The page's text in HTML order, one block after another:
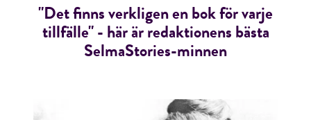
"Det finns verkligen en bok för varje
tillfälle" - här är redaktionens bästa
SelmaStories-minnen